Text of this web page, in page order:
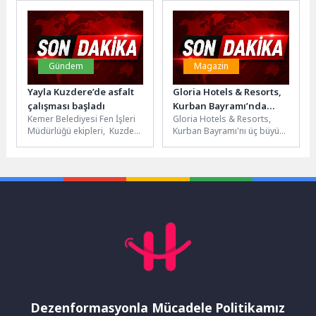
mahallelerdeki yaşlı...
işbirliği ile yürütülen...
Gündem
Yayla Kuzdere’de asfalt
çalışması başladı
Kemer Belediyesi Fen İşleri
Müdürlüğü ekipleri, Kuzdere
Magazin
Gloria Hotels & Resorts,
Kurban Bayramı’nda
Arem Arman, Alya ve
Emre Altuğ’u Ağırladı
Gloria Hotels & Resorts,
Kurban Bayramı'nı üç büyük
Dezenformasyonla Mücadele Politikamız